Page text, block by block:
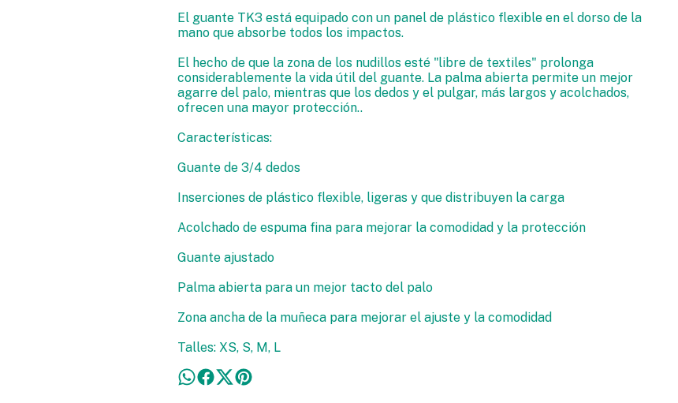
El guante TK3 está equipado con un panel de plástico flexible en el dorso de la
mano que absorbe todos los impactos.
El hecho de que la zona de los nudillos esté "libre de textiles" prolonga
considerablemente la vida útil del guante. La palma abierta permite un mejor
agarre del palo, mientras que los dedos y el pulgar, más largos y acolchados,
ofrecen una mayor protección..
Características:
Guante de 3/4 dedos
Inserciones de plástico flexible, ligeras y que distribuyen la carga
Acolchado de espuma fina para mejorar la comodidad y la protección
Guante ajustado
Palma abierta para un mejor tacto del palo
Zona ancha de la muñeca para mejorar el ajuste y la comodidad
Talles: XS, S, M, L